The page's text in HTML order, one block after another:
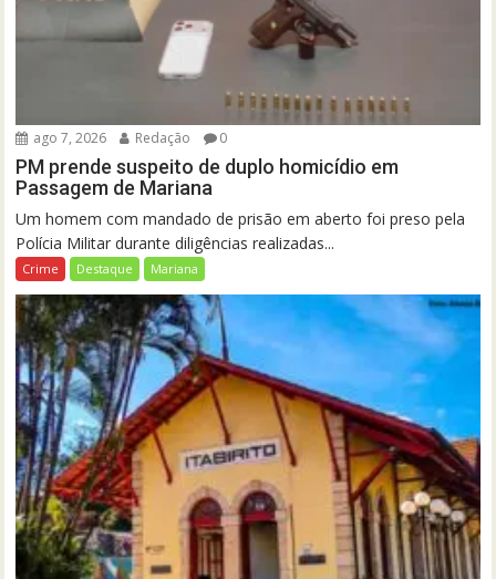
ago 7, 2026 Redação 0
PM prende suspeito de duplo homicídio em
Passagem de Mariana
Um homem com mandado de prisão em aberto foi preso pela
Polícia Militar durante diligências realizadas...
Crime Destaque Mariana